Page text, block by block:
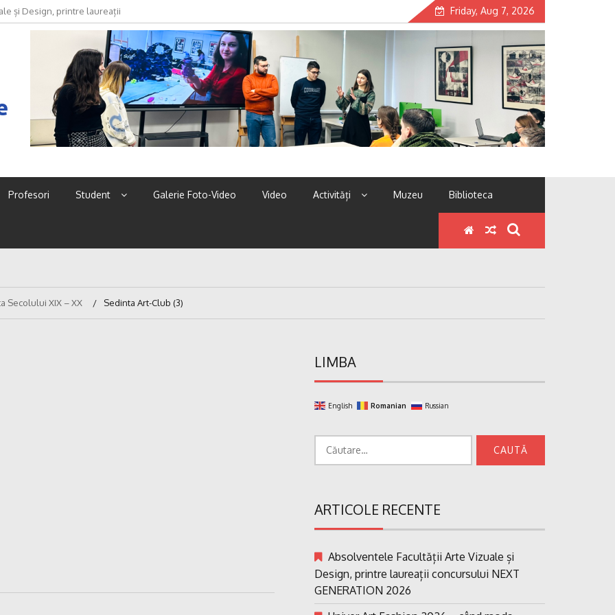
și Design, printre laureații
Friday, Aug 7, 2026
Profesori Student Galerie Foto-Video Video Activități Muzeu Biblioteca
Secolului XIX – XX Sedinta Art-Club (3)
LIMBA
English Romanian Russian
ARTICOLE RECENTE
Absolventele Facultății Arte Vizuale și
Design, printre laureații concursului NEXT
GENERATION 2026